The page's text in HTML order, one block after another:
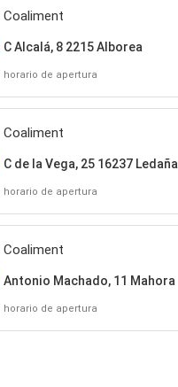
Coaliment
C Alcalá, 8 2215 Alborea
horario de apertura
Coaliment
C de la Vega, 25 16237 Ledaña
horario de apertura
Coaliment
Antonio Machado, 11 Mahora
horario de apertura